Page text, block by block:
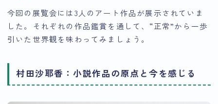
今回の展覧会には3人のアート作品が展示されていま
した。それぞれの作品鑑賞を通して、“正常”から一歩
引いた世界観を味わってみましょう。
村田沙耶香：小説作品の原点と今を感じる